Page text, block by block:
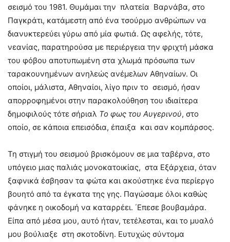
σεισμό του 1981. Θυμάμαι την πλατεία Βαρνάβα, στο
Παγκράτι, κατάμεστη από ένα τσούρμο ανθρώπων να
διανυκτερεύει γύρω από μία φωτιά. Ως αφελής, τότε,
νεανίας, παρατηρούσα με περιέργεια την φριχτή μάσκα
του φόβου αποτυπωμένη στα χλωμά πρόσωπα των
ταρακουνημένων ανηλεώς ανέμελων Αθηναίων. Οι
οποίοι, μάλιστα, Αθηναίοι, λίγο πριν το σεισμό, ήσαν
απορροφημένοι στην παρακολούθηση του ιδιαίτερα
δημοφιλούς τότε σήριαλ Το φως του Αυγερινού, στο
οποίο, σε κάποια επεισόδια, έπαιξα και σαν κομπάρσος.
Τη στιγμή του σεισμού βρισκόμουν σε μια ταβέρνα, στο
υπόγειο μιας παλιάς μονοκατοικίας, στα Εξάρχεια, όταν
ξαφνικά έσβησαν τα φώτα και ακούστηκε ένα περίεργο
βουητό από τα έγκατα της γης. Παγώσαμε όλοι καθώς
φάνηκε η οικοδομή να καταρρέει. ΄Επεσε βουβαμάρα.
Είπα από μέσα μου, αυτό ήταν, τετέλεσται, και το μυαλό
μου βούλιαξε στη σκοτοδίνη. Ευτυχώς σύντομα